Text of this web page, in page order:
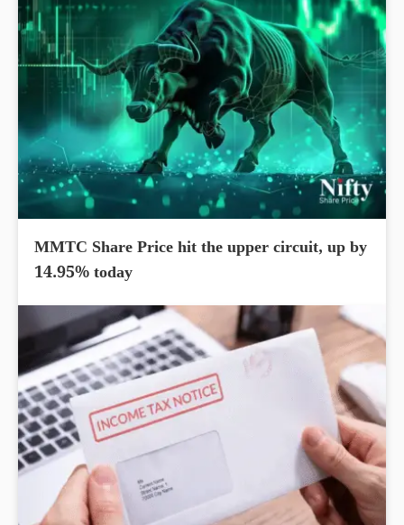
MMTC Share Price hit the upper circuit, up by
14.95% today